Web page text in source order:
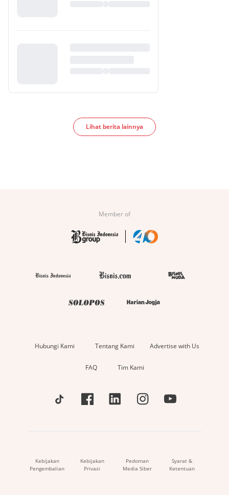
Lihat berita lainnya
Member of
Hubungi Kami Tentang Kami Advertise with Us
FAQ Tim Kami
Kebijakan
Pengembalian
Kebijakan
Privasi
Pedoman
Media Siber
Syarat &
Ketentuan